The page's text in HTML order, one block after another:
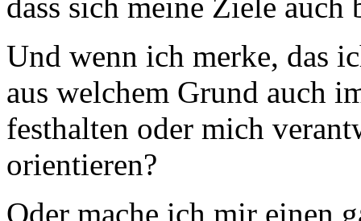
Und wenn ich merke, das
aus welchem Grund auch
festhalten oder mich
orientieren?
Oder mache ich mir einen